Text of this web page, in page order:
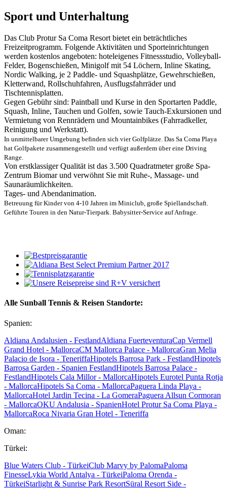
Sport und Unterhaltung
Das Club Protur Sa Coma Resort bietet ein beträchtliches
Freizeitprogramm. Folgende Aktivitäten und Sporteinrichtungen
werden kostenlos angeboten: hoteleigenes Fitnessstudio, Volleyball-
Felder, Bogenschießen, Minigolf mit 54 Löchern, Inline Skating,
Nordic Walking, je 2 Paddle- und Squashplätze, Gewehrschießen,
Kletterwand, Rollschuhfahren, Ausflugsfahrräder und
Tischtennisplatten.
Gegen Gebühr sind: Paintball und Kurse in den Sportarten Paddle,
Squash, Inline, Tauchen und Golfen, sowie Tauch-Exkursionen und
Vermietung von Rennrädern und Mountainbikes (Fahrradkeller,
Reinigung und Werkstatt).
In unmittelbarer Umgebung befinden sich vier Golfplätze. Das Sa Coma Playa
hat Golfpakete zusammengestellt und verfügt außerdem über eine Driving
Range.
Von erstklassiger Qualität ist das 3.500 Quadratmeter große Spa-
Zentrum Biomar und verwöhnt Sie mit Ruhe-, Massage- und
Saunaräumlichkeiten.
Tages- und Abendanimation.
Betreuung für Kinder von 4-10 Jahren im Miniclub, große Spiellandschaft.
Geführte Touren in den Natur-Tierpark. Babysitter-Service auf Anfrage.
Alle Sunball Tennis & Reisen Standorte:
Spanien:
Aldiana Andalusien - FestlandAldiana FuerteventuraCap Vermell
Grand Hotel - MallorcaCM Mallorca Palace - MallorcaGran Melia
Palacio de Isora - TeneriffaHipotels Barrosa Park - FestlandHipotels
Barrosa Garden - Spanien FestlandHipotels Barrosa Palace -
FestlandHipotels Cala Millor - MallorcaHipotels Eurotel Punta Rotja
- MallorcaHipotels Sa Coma - MallorcaPaguera Linda Playa -
MallorcaHotel Jardin Tecina - La GomeraPaguera Allsun Cormoran
- MallorcaOKU Andalusia - SpanienHotel Protur Sa Coma Playa -
MallorcaRoca Nivaria Gran Hotel - Teneriffa
Oman:
Türkei:
Blue Waters Club - TürkeiClub Marvy by PalomaPaloma
FinesseLykia World Antalya - TürkeiPaloma Orenda -
TürkeiStarlight & Sunrise Park ResortSüral Resort Side -